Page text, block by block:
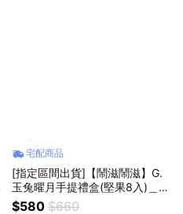
宅配商品
[指定區間出貨]【鬧滋鬧滋】G.
玉兔曜月手提禮盒(堅果8入)＿大
膽翻玩．創意堅果＿獨家口味_中
$580 $660